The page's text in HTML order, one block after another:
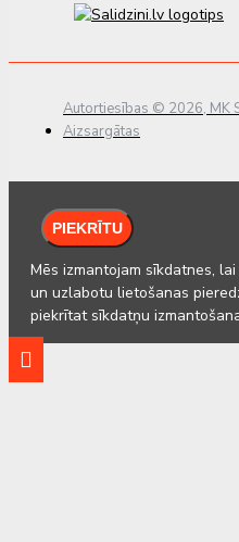
Autortiesības © 2026, MK
Aizsargātas
PIEKRĪTU
Mēs izmantojam sīkdatnes,
un uzlabotu lietošanas
piekrītat sīkdatņu